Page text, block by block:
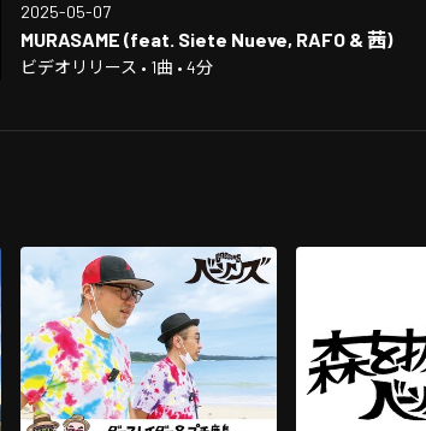
2025-05-07
MURASAME (feat. Siete Nueve, RAFO & 茜)
ビデオリリース • 1曲 • 4分